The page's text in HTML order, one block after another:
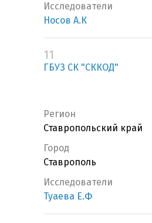
Исследователи
Носов А.К
11
ГБУЗ СК "СККОД"
Регион
Ставропольский край
Город
Ставрополь
Исследователи
Туаева Е.Ф